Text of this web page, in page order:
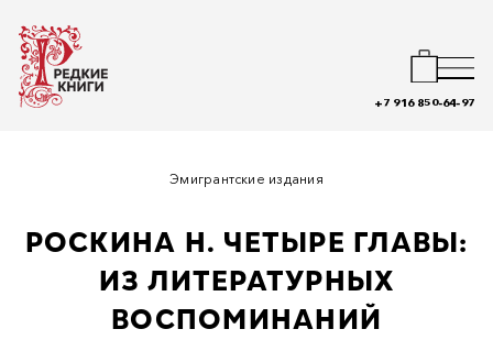
+7 916 850-64-97
Эмигрантские издания
РОСКИНА Н. ЧЕТЫРЕ ГЛАВЫ:
ИЗ ЛИТЕРАТУРНЫХ
ВОСПОМИНАНИЙ